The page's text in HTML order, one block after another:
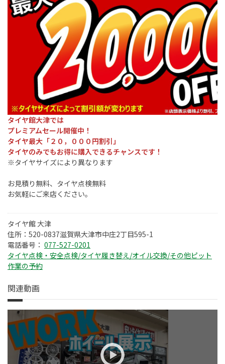
タイヤ館大津では
プレミアムセール開催中！
タイヤ最大「２０，０００円割引」
タイヤのみでもお得に購入できるチャンスです！
※タイヤサイズにより異なります
お見積り無料、タイヤ点検無料
お気軽にご来店ください。
タイヤ館 大津
住所：520-0837滋賀県大津市中庄2丁目595-1
電話番号： 077-527-0201
タイヤ点検・安全点検/タイヤ履き替え/オイル交換/その他ピット
作業の予約
関連動画